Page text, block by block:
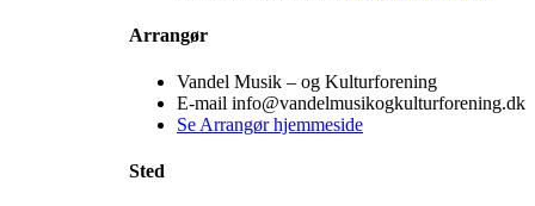
Arrangør
Vandel Musik – og Kulturforening
E-mail info@vandelmusikogkulturforening.dk
Se Arrangør hjemmeside
Sted